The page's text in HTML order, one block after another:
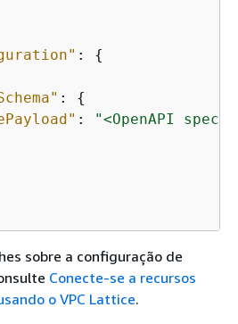
: {
: {
:
"<OpenAPI
sobre a configuração de
Conecte-se a recursos
o VPC Lattice.